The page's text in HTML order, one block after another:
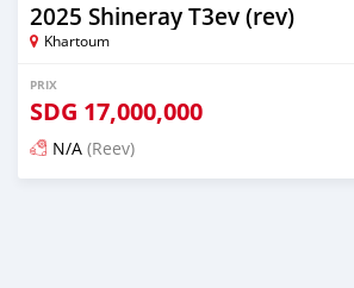
2025 Shineray T3ev (rev)
Khartoum
PRIX
SDG 17,000,000
N/A (Reev)